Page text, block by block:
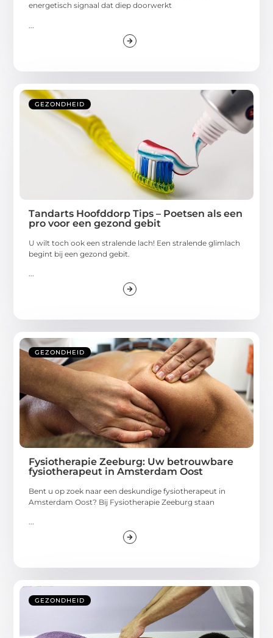
energetisch signaal dat diep doorwerkt
GEZONDHEID
Tandarts Hoofddorp Tips – Poetsen als een
pro voor een gezond gebit
U wilt toch ook een stralende lach! Een stralende glimlach
begint bij een gezond gebit.
GEZONDHEID
Fysiotherapie Zeeburg: Uw betrouwbare
fysiotherapeut in Amsterdam Oost
Bent u op zoek naar een deskundige fysiotherapeut in
Amsterdam Oost? Bij Fysiotherapie Zeeburg staan
...
GEZONDHEID